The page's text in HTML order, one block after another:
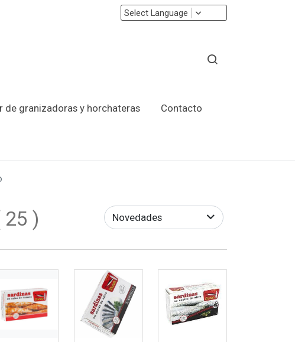
Select Language
de granizadoras y horchateras Contacto
25 ) Novedades